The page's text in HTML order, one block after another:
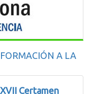
A LA
Certamen